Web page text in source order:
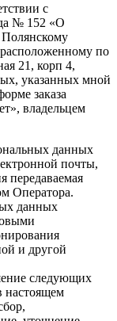
с
№ 152 «О
по
21, корп 4,
указанных мной
заказа
владельцем
данных
почты,
передаваемая
Оператора.
данных
и другой
следующих
настоящем